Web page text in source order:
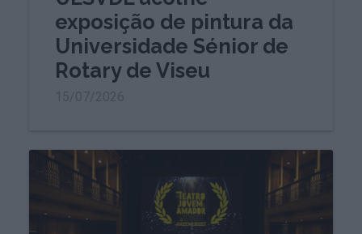
exposição de pintura da
Universidade Sénior de
Rotary de Viseu